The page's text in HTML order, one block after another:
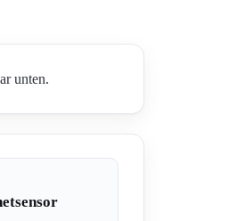
unten.